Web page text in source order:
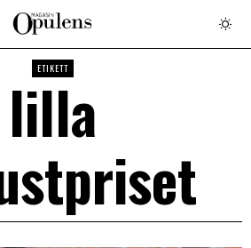
ETIKETT
lilla